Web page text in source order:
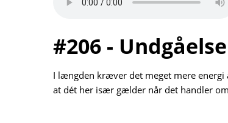
#206 -
I længden kræver det meget mere energi
at dét her især gælder når det handler